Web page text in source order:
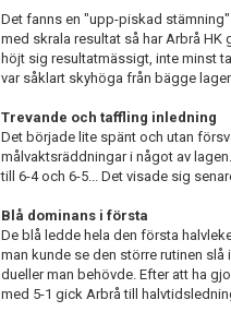
Det fanns en "upp-piskad
med skrala resultat så har Arbrå
höjt sig resultatmässigt, inte minst
var såklart skyhöga från bägge
Trevande och taffling inledning
Det började lite spänt och utan
målvaktsräddningar i något av
till 6-4 och 6-5... Det visade sig
Blå dominans i första
De blå ledde hela den första
man kunde se den större rutinen
dueller man behövde. Efter att ha
med 5-1 gick Arbrå till